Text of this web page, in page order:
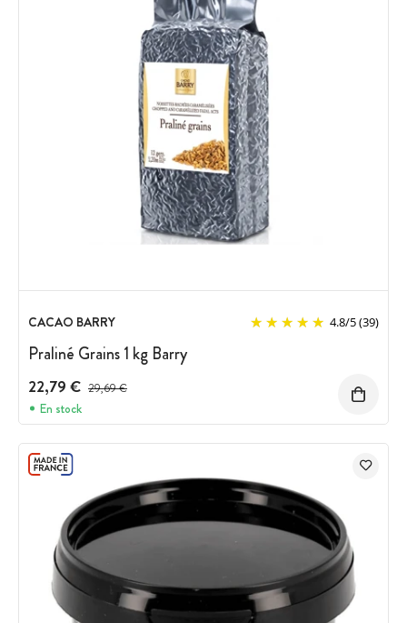
CACAO BARRY 4.8/5(39)
Praliné Grains 1 kg Barry
22,79 € Prix avant réduction :
29,69 €
En stock